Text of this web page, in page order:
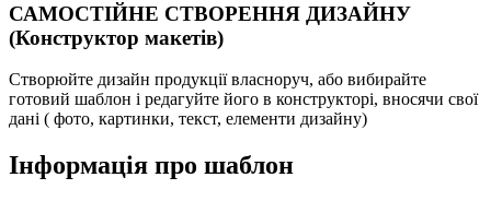
САМОСТІЙНЕ СТВОРЕННЯ ДИЗАЙНУ
(Конструктор макетів)
Створюйте дизайн продукції власноруч, або вибирайте
готовий шаблон і редагуйте його в конструкторі, вносячи свої
дані ( фото, картинки, текст, елементи дизайну)
Інформація про шаблон